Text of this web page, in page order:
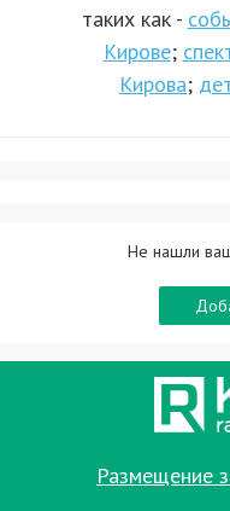
таких как -
Кирове;
Кирова;
Не нашли
Размещение